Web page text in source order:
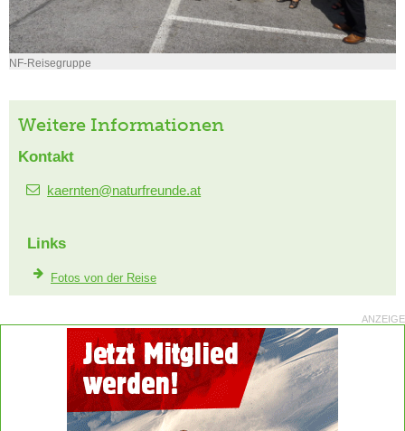
NF-Reisegruppe
Weitere Informationen
Kontakt
kaernten@naturfreunde.at
Links
Fotos von der Reise
ANZEIGE